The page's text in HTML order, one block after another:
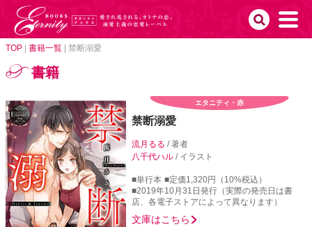
TOP 書籍一覧 禁断溺愛
書籍
エタニティ・赤
禁断溺愛
流月るる/ 著者
八千代ハル / イラスト
■単行本 ■定価1,320円（10%税込）
■2019年10月31日発行（実際の発売日は書
店、各電子ストアによって異なります）
文庫はこちら